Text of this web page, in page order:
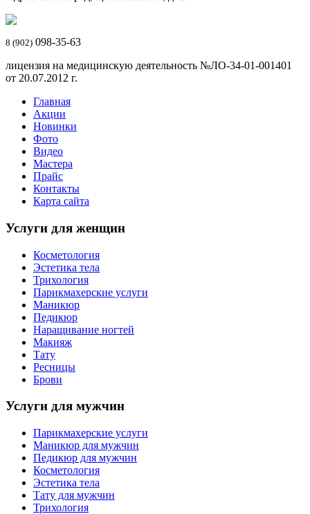
8 (902) 098-35-63
лицензия на медицинскую деятельность №ЛО-34-01-001401
от 20.07.2012 г.
Главная
Акции
Новинки
Фото
Видео
Мастера
Прайс
Контакты
Карта сайта
Услуги для женщин
Косметология
Эстетика тела
Трихология
Парикмахерские услуги
Маникюр
Педикюр
Наращивание ногтей
Макияж
Тату
Ресницы
Брови
Услуги для мужчин
Парикмахерские услуги
Маникюр для мужчин
Педикюр для мужчин
Косметология
Эстетика тела
Тату для мужчин
Трихология